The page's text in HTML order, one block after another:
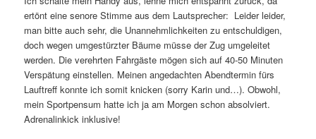
ertönt eine senore Stimme aus dem Lautsprecher: Leider leider,
man bitte auch sehr, die Unannehmlichkeiten zu entschuldigen,
doch wegen umgestürzter Bäume müsse der Zug umgeleitet
werden. Die verehrten Fahrgäste mögen sich auf 40-50 Minuten
Verspätung einstellen. Meinen angedachten Abendtermin fürs
Lauftreff konnte ich somit knicken (sorry Karin und…). Obwohl,
mein Sportpensum hatte ich ja am Morgen schon absolviert.
Adrenalinkick inklusive!